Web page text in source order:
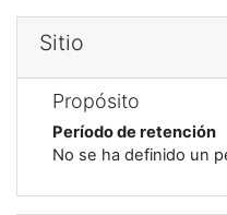
Sitio
Propósito
Período de retención
No se ha definido un